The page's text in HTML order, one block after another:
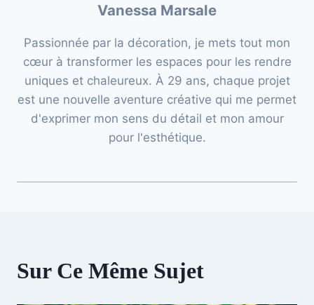
Vanessa Marsale
Passionnée par la décoration, je mets tout mon
cœur à transformer les espaces pour les rendre
uniques et chaleureux. À 29 ans, chaque projet
est une nouvelle aventure créative qui me permet
d'exprimer mon sens du détail et mon amour
pour l'esthétique.
Sur Ce Même Sujet